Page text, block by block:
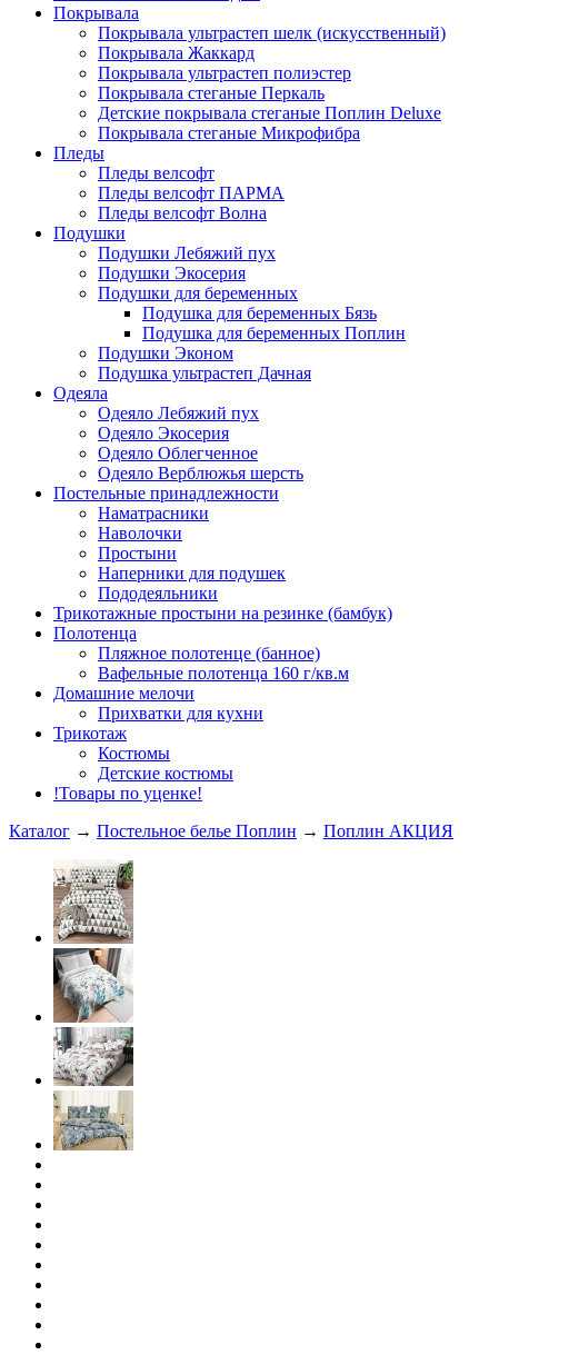
Покрывала
Покрывала ультрастеп шелк (искусственный)
Покрывала Жаккард
Покрывала ультрастеп полиэстер
Покрывала стеганые Перкаль
Детские покрывала стеганые Поплин Deluxe
Покрывала стеганые Микрофибра
Пледы
Пледы велсофт
Пледы велсофт ПАРМА
Пледы велсофт Волна
Подушки
Подушки Лебяжий пух
Подушки Экосерия
Подушки для беременных
Подушка для беременных Бязь
Подушка для беременных Поплин
Подушки Эконом
Подушка ультрастеп Дачная
Одеяла
Одеяло Лебяжий пух
Одеяло Экосерия
Одеяло Облегченное
Одеяло Верблюжья шерсть
Постельные принадлежности
Наматрасники
Наволочки
Простыни
Наперники для подушек
Пододеяльники
Трикотажные простыни на резинке (бамбук)
Полотенца
Пляжное полотенце (банное)
Вафельные полотенца 160 г/кв.м
Домашние мелочи
Прихватки для кухни
Трикотаж
Костюмы
Детские костюмы
!Товары по уценке!
Каталог → Постельное белье Поплин → Поплин АКЦИЯ